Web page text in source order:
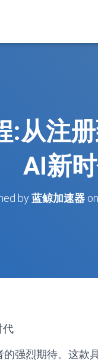
:从注
AI新
by蓝鲸加速器 on
代
强烈期待。这款